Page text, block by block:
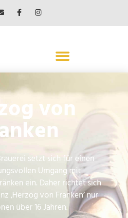
Nächster Beitrag →
KG
von
setzt sich für einen
Umgang mit
ein. Daher richtet sich
‚Herzog von Franken‘ nur
über 16 Jahren.